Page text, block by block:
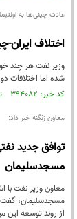
عادت چینی‌ها به
اختلاف
شده اما اختلافات
کد خبر: ۳۹۴۰۸۲ تاریخ انتشار : ۱۳۹۵/۰۶/۲۳
معاون زنگنه خبر داد:
توافق جدید
مسجدسلیمان
مسجدسلیمان،
از روند توسعه این